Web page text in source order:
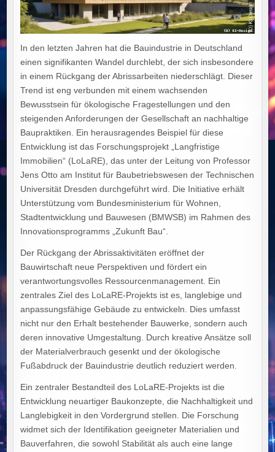
In den letzten Jahren hat die Bauindustrie in Deutschland
einen signifikanten Wandel durchlebt, der sich insbesondere
in einem Rückgang der Abrissarbeiten niederschlägt. Dieser
Trend ist eng verbunden mit einem wachsenden
Bewusstsein für ökologische Fragestellungen und den
steigenden Anforderungen der Gesellschaft an nachhaltige
Baupraktiken. Ein herausragendes Beispiel für diese
Entwicklung ist das Forschungsprojekt „Langfristige
Immobilien“ (LoLaRE), das unter der Leitung von Professor
Jens Otto am Institut für Baubetriebswesen der Technischen
Universität Dresden durchgeführt wird. Die Initiative erhält
Unterstützung vom Bundesministerium für Wohnen,
Stadtentwicklung und Bauwesen (BMWSB) im Rahmen des
Innovationsprogramms „Zukunft Bau“.
Der Rückgang der Abrissaktivitäten eröffnet der
Bauwirtschaft neue Perspektiven und fördert ein
verantwortungsvolles Ressourcenmanagement. Ein
zentrales Ziel des LoLaRE-Projekts ist es, langlebige und
anpassungsfähige Gebäude zu entwickeln. Dies umfasst
nicht nur den Erhalt bestehender Bauwerke, sondern auch
deren innovative Umgestaltung. Durch kreative Ansätze soll
der Materialverbrauch gesenkt und der ökologische
Fußabdruck der Bauindustrie deutlich reduziert werden.
Ein zentraler Bestandteil des LoLaRE-Projekts ist die
Entwicklung neuartiger Baukonzepte, die Nachhaltigkeit und
Langlebigkeit in den Vordergrund stellen. Die Forschung
widmet sich der Identifikation geeigneter Materialien und
Bauverfahren, die sowohl Stabilität als auch eine lange